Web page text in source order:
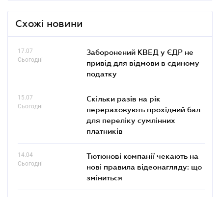
Схожі новини
17.07
Сьогодні
Заборонений КВЕД у ЄДР не
привід для відмови в єдиному
податку
15.07
Сьогодні
Скільки разів на рік
перераховують прохідний бал
для переліку сумлінних
платників
14.04
Сьогодні
Тютюнові компанії чекають на
нові правила відеонагляду: що
зміниться